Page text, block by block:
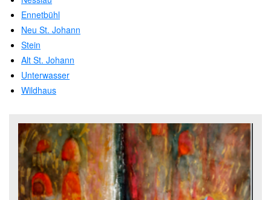
Ennetbühl
Neu St. Johann
Stein
Alt St. Johann
Unterwasser
Wildhaus